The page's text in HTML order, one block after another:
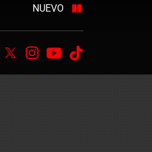
NUEVO
Facebook
TwitterInstagram
Youtube